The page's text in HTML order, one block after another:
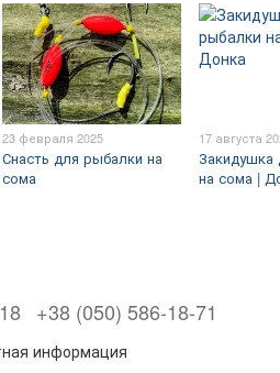
23 февраля 2025
Снасть для рыбалки на
сома
17 августа
на сома |
+38 (050) 586-18-71
информация